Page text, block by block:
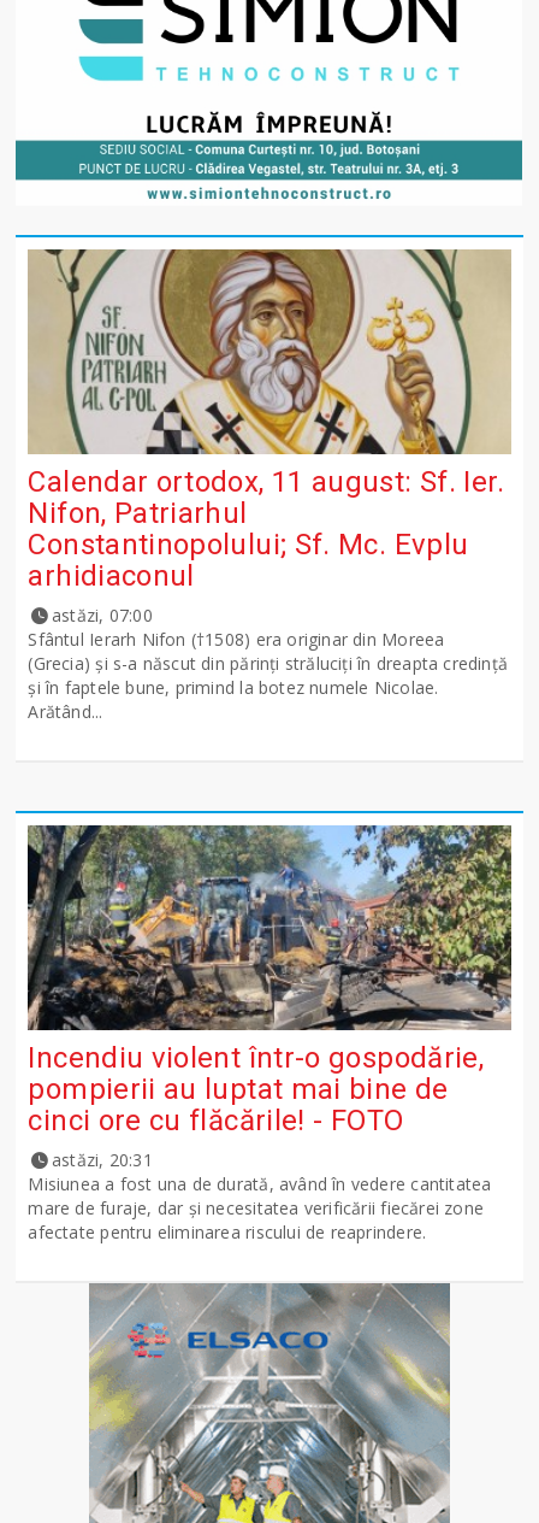
Calendar ortodox, 11 august: Sf. Ier.
Nifon, Patriarhul
Constantinopolului; Sf. Mc. Evplu
arhidiaconul
astăzi, 07:00
Sfântul Ierarh Nifon (†1508) era originar din Moreea
(Grecia) şi s-a născut din părinţi străluciţi în dreapta credinţă
şi în faptele bune, primind la botez numele Nicolae.
Arătând...
Incendiu violent într-o gospodărie,
pompierii au luptat mai bine de
cinci ore cu flăcările! - FOTO
astăzi, 20:31
Misiunea a fost una de durată, având în vedere cantitatea
mare de furaje, dar și necesitatea verificării fiecărei zone
afectate pentru eliminarea riscului de reaprindere.